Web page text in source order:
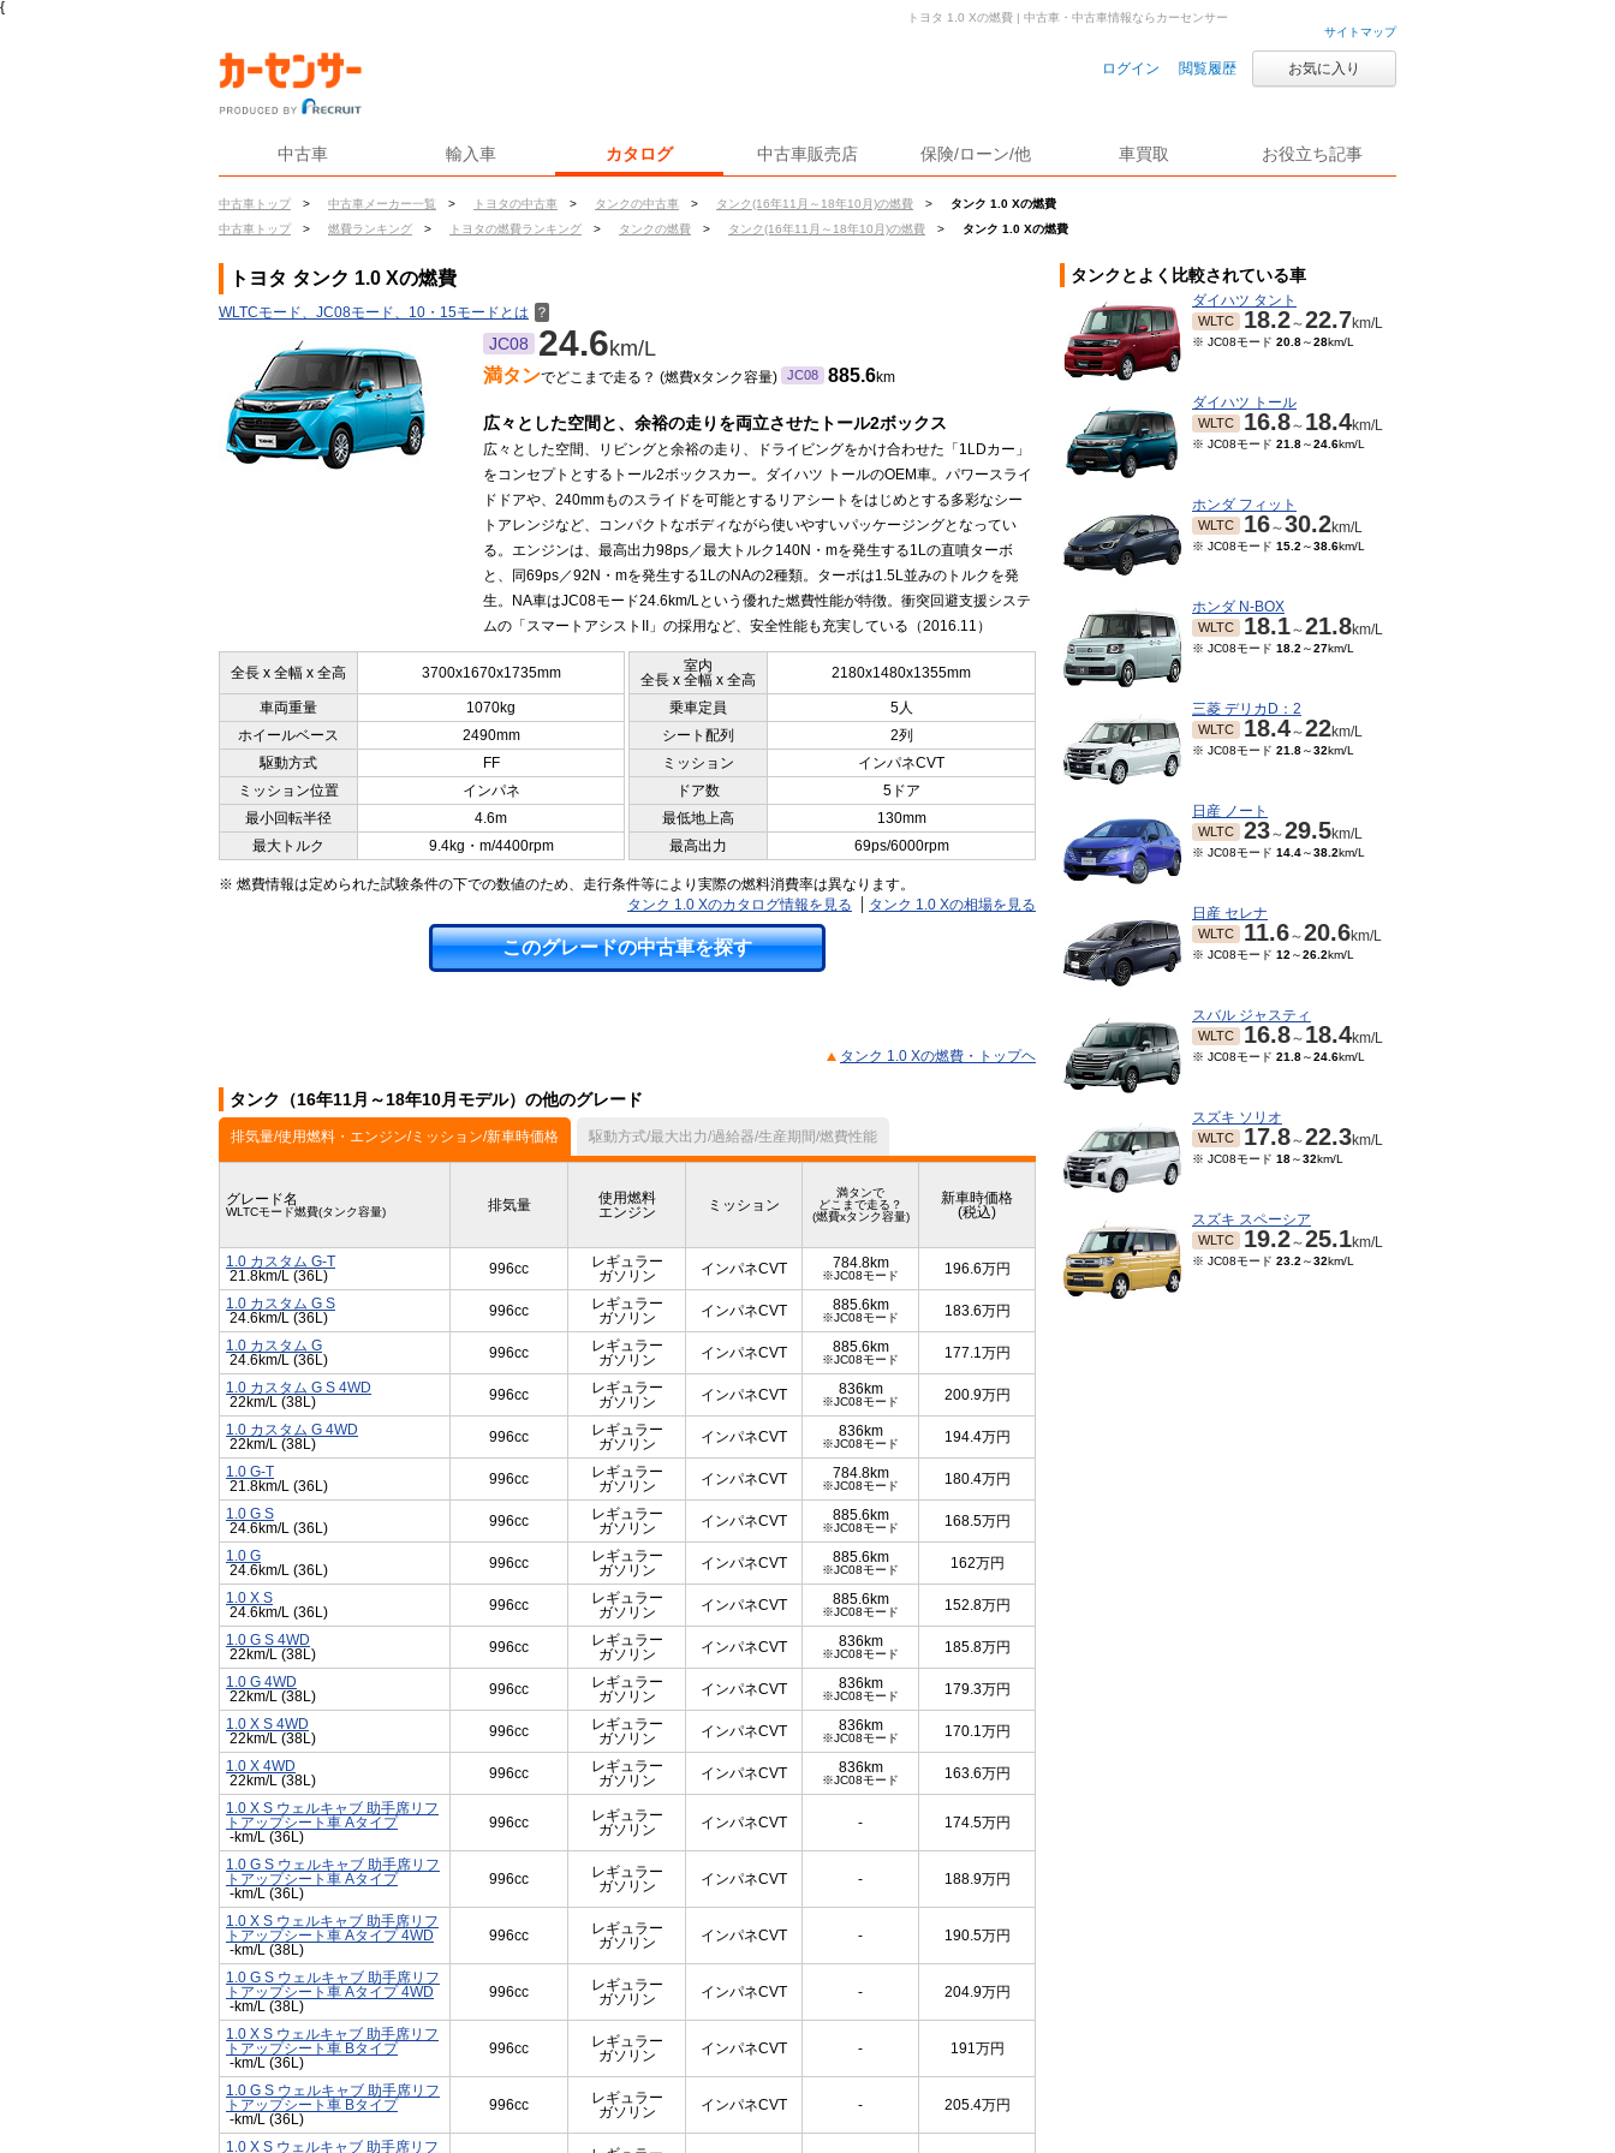
{
サイトマップ
ログイン 閲覧履歴 お気に入り
中古車 輸入車 カタログ 中古車販売店 保険/ローン/他 車買取 お役立ち記事
中古車トップ > 中古車メーカー一覧 > トヨタの中古車 > タンクの中古車 > タンク(16年11月～18年10月)の燃費 >
タンク 1.0 Xの燃費
中古車トップ
> 燃費ランキング > トヨタの燃費ランキング > タンクの燃費 > タンク(16年11月～18年10月)の燃費 > タンク 1.0 Xの燃費
トヨタ 1.0 Xの燃費 | 中古車・中古車情報ならカーセンサー
トヨタ タンク 1.0 Xの燃費
WLTCモード、JC08モード、10・15モードとは ？
JC08 24.6km/L
満タンでどこまで走る？ (燃費xタンク容量) JC08 885.6km
広々とした空間と、余裕の走りを両立させたトール2ボックス
広々とした空間、リビングと余裕の走り、ドライビングをかけ合わせた「1LDカー」
をコンセプトとするトール2ボックスカー。ダイハツ トールのOEM車。パワースライ
ドドアや、240mmものスライドを可能とするリアシートをはじめとする多彩なシー
トアレンジなど、コンパクトなボディながら使いやすいパッケージングとなってい
る。エンジンは、最高出力98ps／最大トルク140N・mを発生する1Lの直噴ターボ
と、同69ps／92N・mを発生する1LのNAの2種類。ターボは1.5L並みのトルクを発
生。NA車はJC08モード24.6km/Lという優れた燃費性能が特徴。衝突回避支援システ
ムの「スマートアシストII」の採用など、安全性能も充実している（2016.11）
全長 x 全幅 x 全高 3700x1670x1735mm
室内
全長 x 全幅 x 全高
2180x1480x1355mm
車両重量 1070kg 乗車定員
5人
ホイールベース
2490mm シート配列
2列
駆動方式
FF ミッション
インパネCVT
ミッション位置
インパネ ドア数
5ドア
最小回転半径
4.6m 最低地上高
130mm
最大トルク
9.4kg・m/4400rpm 最高出力 69ps/6000rpm
※ 燃費情報は定められた試験条件の下での数値のため、走行条件等により実際の燃料消費率は異なります。
タンク 1.0 Xのカタログ情報を見る
タンク 1.0 Xの相場を見る
このグレードの中古車を探す
タンク 1.0 Xの燃費・トップヘ
タンク（16年11月～18年10月モデル）の他のグレード
排気量/使用燃料・エンジン/ミッション/新車時価格 駆動方式/最大出力/過給器/生産期間/燃費性能
グレード名
WLTCモード燃費(タンク容量) 排気量
使用燃料
エンジン
ミッション
満タンで
どこまで走る？
(燃費xタンク容量)
新車時価格
(税込)
1.0 カスタム G-T
21.8km/L (36L)
996cc
レギュラー
ガソリン
インパネCVT 784.8km
※JC08モード 196.6万円
1.0 カスタム G S
24.6km/L (36L)
996cc
レギュラー
ガソリン
インパネCVT 885.6km
※JC08モード 183.6万円
1.0 カスタム G
24.6km/L (36L)
996cc
レギュラー
ガソリン
インパネCVT 885.6km
※JC08モード 177.1万円
1.0 カスタム G S 4WD
22km/L (38L)
996cc
レギュラー
ガソリン
インパネCVT 836km
※JC08モード 200.9万円
1.0 カスタム G 4WD
22km/L (38L)
996cc
レギュラー
ガソリン
インパネCVT 836km
※JC08モード 194.4万円
1.0 G-T
21.8km/L (36L)
996cc
レギュラー
ガソリン
インパネCVT 784.8km
※JC08モード 180.4万円
1.0 G S
24.6km/L (36L)
996cc
レギュラー
ガソリン
インパネCVT 885.6km
※JC08モード 168.5万円
1.0 G
24.6km/L (36L)
996cc
レギュラー
ガソリン
インパネCVT 885.6km
※JC08モード 162万円
1.0 X S
24.6km/L (36L)
996cc
レギュラー
ガソリン
インパネCVT 885.6km
※JC08モード 152.8万円
1.0 G S 4WD
22km/L (38L)
996cc
レギュラー
ガソリン
インパネCVT 836km
※JC08モード 185.8万円
1.0 G 4WD
22km/L (38L)
996cc
レギュラー
ガソリン
インパネCVT 836km
※JC08モード 179.3万円
1.0 X S 4WD
22km/L (38L)
996cc
レギュラー
ガソリン
インパネCVT 836km
※JC08モード 170.1万円
1.0 X 4WD
22km/L (38L)
996cc
レギュラー
ガソリン
インパネCVT 836km
※JC08モード 163.6万円
1.0 X S ウェルキャブ 助手席リフ
トアップシート車 Aタイプ
-km/L (36L)
996cc
レギュラー
ガソリン
インパネCVT - 174.5万円
1.0 G S ウェルキャブ 助手席リフ
トアップシート車 Aタイプ
-km/L (36L)
996cc
レギュラー
ガソリン
インパネCVT - 188.9万円
1.0 X S ウェルキャブ 助手席リフ
トアップシート車 Aタイプ 4WD
-km/L (38L)
996cc
レギュラー
ガソリン
インパネCVT - 190.5万円
1.0 G S ウェルキャブ 助手席リフ
トアップシート車 Aタイプ 4WD
-km/L (38L)
996cc
レギュラー
ガソリン
インパネCVT - 204.9万円
1.0 X S ウェルキャブ 助手席リフ
トアップシート車 Bタイプ
-km/L (36L)
996cc
レギュラー
ガソリン
インパネCVT - 191万円
1.0 G S ウェルキャブ 助手席リフ
トアップシート車 Bタイプ
-km/L (36L)
996cc
レギュラー
ガソリン
インパネCVT - 205.4万円
1.0 X S ウェルキャブ 助手席リフ
タンクとよく比較されている車
ダイハツ タント
WLTC 18.2～22.7km/L
※ JC08モード 20.8～28km/L
ダイハツ トール
WLTC 16.8～ 18.4km/L
※ JC08モード 21.8～24.6km/L
ホンダ フィット
WLTC 16～30.2km/L
※ JC08モード 15.2 ～38.6km/L
ホンダ N-BOX
WLTC 18.1～21.8km/L
※ JC08モード 18.2 ～27km/L
三菱 デリカD：2
WLTC 18.4～22km/L
※ JC08モード 21.8～32km/L
日産 ノート
WLTC 23～29.5km/L
※ JC08モード 14.4～38.2km/L
日産 セレナ
WLTC 11.6～20.6km/L
※ JC08モード 12 ～26.2km/L
スバル ジャスティ
WLTC 16.8～ 18.4km/L
※ JC08モード 21.8～24.6km/L
スズキ ソリオ
WLTC 17.8～22.3km/L
※ JC08モード 18～32km/L
スズキ スペーシア
WLTC 19.2～25.1km/L
※ JC08モード 23.2 ～32km/L